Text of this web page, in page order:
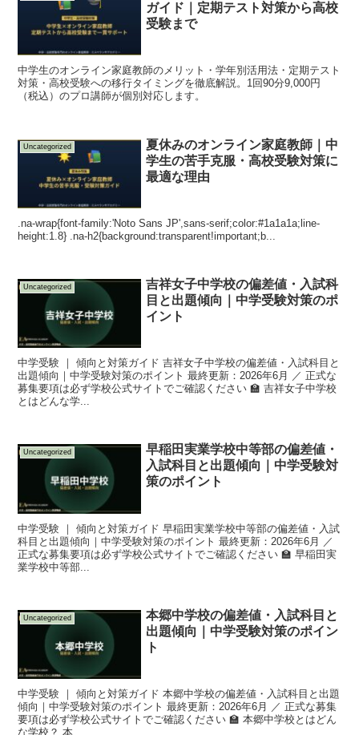
ガイド｜定期テスト対策から高校
受験まで
中学生のオンライン家庭教師のメリット・学年別活用法・定期テスト
対策・高校受験への移行タイミングを徹底解説。1回90分9,000円
（税込）のプロ講師が個別対応します。
Uncategorized
夏休みのオンライン家庭教師｜中
学生の苦手克服・高校受験対策に
最適な理由
.na-wrap{font-family:'Noto Sans JP',sans-serif;color:#1a1a1a;line-
height:1.8} .na-h2{background:transparent!important;b...
Uncategorized
吉祥女子中学校の偏差値・入試科
目と出題傾向｜中学受験対策のポ
イント
中学受験 ｜ 傾向と対策ガイド 吉祥女子中学校の偏差値・入試科目と
出題傾向｜中学受験対策のポイント 最終更新：2026年6月 ／ 正式な
募集要項は必ず学校公式サイトでご確認ください 🏫 吉祥女子中学校
とはどんな学...
Uncategorized
早稲田実業学校中等部の偏差値・
入試科目と出題傾向｜中学受験対
策のポイント
中学受験 ｜ 傾向と対策ガイド 早稲田実業学校中等部の偏差値・入試
科目と出題傾向｜中学受験対策のポイント 最終更新：2026年6月 ／
正式な募集要項は必ず学校公式サイトでご確認ください 🏫 早稲田実
業学校中等部...
Uncategorized
本郷中学校の偏差値・入試科目と
出題傾向｜中学受験対策のポイン
ト
中学受験 ｜ 傾向と対策ガイド 本郷中学校の偏差値・入試科目と出題
傾向｜中学受験対策のポイント 最終更新：2026年6月 ／ 正式な募集
要項は必ず学校公式サイトでご確認ください 🏫 本郷中学校とはどん
な学校？ 本...